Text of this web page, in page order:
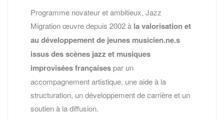
Programme novateur et ambitieux, Jazz
Migration œuvre depuis 2002 à la valorisation et
au développement de jeunes musicien.ne.s
issus des scènes jazz et musiques
improvisées françaises par un
accompagnement artistique, une aide à la
structuration, un développement de carrière et un
soutien à la diffusion.